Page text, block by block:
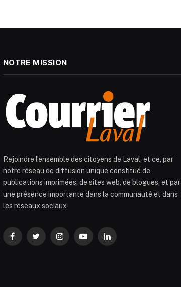
NOTRE MISSION
Rejoindre l’ensemble des citoyens de Laval, et ce, par
notre réseau de diffusion unique constitué de
publications imprimées, de sites web, de blogues, et par
une présence importante dans la communauté et dans
les réseaux sociaux
FacebookTwitterInstagramYouTubeLinkedIn